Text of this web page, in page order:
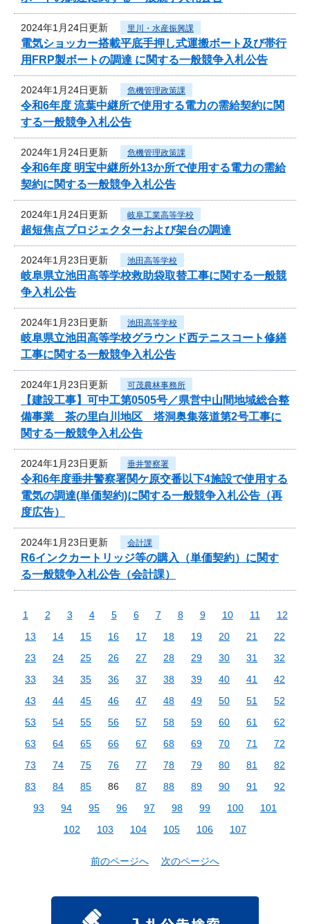
2024年1月24日更新 里川・水産振興課
電気ショッカー搭載平底手押し式運搬ボート及び帯行
用FRP製ボートの調達 に関する一般競争入札公告
2024年1月24日更新 危機管理政策課
令和6年度 流葉中継所で使用する電力の需給契約に関
する一般競争入札公告
2024年1月24日更新 危機管理政策課
令和6年度 明宝中継所外13か所で使用する電力の需給
契約に関する一般競争入札公告
2024年1月24日更新 岐阜工業高等学校
超短焦点プロジェクターおよび架台の調達
2024年1月23日更新 池田高等学校
岐阜県立池田高等学校救助袋取替工事に関する一般競
争入札公告
2024年1月23日更新 池田高等学校
岐阜県立池田高等学校グラウンド西テニスコート修繕
工事に関する一般競争入札公告
2024年1月23日更新 可茂農林事務所
【建設工事】可中工第0505号／県営中山間地域総合整
備事業 茶の里白川地区 塔洞奥集落道第2号工事に
関する一般競争入札公告
2024年1月23日更新 垂井警察署
令和6年度垂井警察署関ケ原交番以下4施設で使用する
電気の調達(単価契約)に関する一般競争入札公告（再
度広告）
2024年1月23日更新 会計課
R6インクカートリッジ等の購入（単価契約）に関す
る一般競争入札公告（会計課）
1 2 3 4 5 6 7 8 9 10 11
12
13
14 15 16 17 18 19 20 21
22
23
24 25 26 27 28 29 30 31
32
33
34 35 36 37 38 39 40 41
42
43
44 45 46 47 48 49 50 51
52
53
54 55 56 57 58 59 60 61
62
63
64 65 66 67 68 69 70 71
72
73
74 75 76 77 78 79 80 81
82
83
84 85 86 87 88 89 90 91
92
93
94 95 96 97 98 99 100
101
102
103 104 105 106 107
前のページへ 次のページへ